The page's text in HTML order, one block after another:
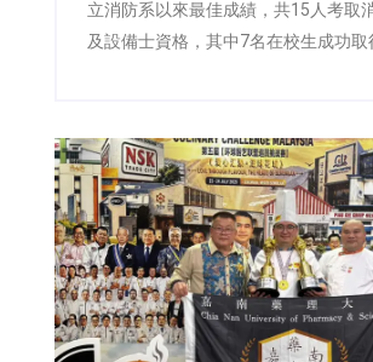
立消防系以來最佳成績，共15人考取
及設備士資格，其中7名在校生成功取